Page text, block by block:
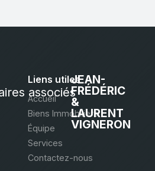
JEAN-
FRÉDÉRIC
&
LAURENT
VIGNERON
Liens utiles
Accueil
Biens Immobiliers
Équipe
Services
Contactez-nous